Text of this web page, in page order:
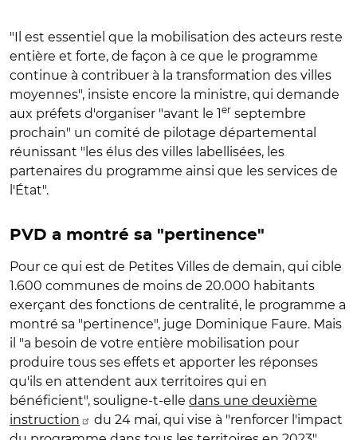
"Il est essentiel que la mobilisation des acteurs reste
entière et forte, de façon à ce que le programme
continue à contribuer à la transformation des villes
moyennes", insiste encore la ministre, qui demande
aux préfets d'organiser "avant le 1er septembre
prochain" un comité de pilotage départemental
réunissant "les élus des villes labellisées, les
partenaires du programme ainsi que les services de
l'État".
PVD a montré sa "pertinence"
Pour ce qui est de Petites Villes de demain, qui cible
1.600 communes de moins de 20.000 habitants
exerçant des fonctions de centralité, le programme a
montré sa "pertinence", juge Dominique Faure. Mais
il "a besoin de votre entière mobilisation pour
produire tous ses effets et apporter les réponses
qu'ils en attendent aux territoires qui en
bénéficient", souligne-t-elle dans une deuxième
instruction
du 24 mai, qui vise à "renforcer l'impact